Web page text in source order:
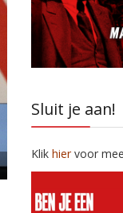
Sluit je aan!
Klik hiervoor